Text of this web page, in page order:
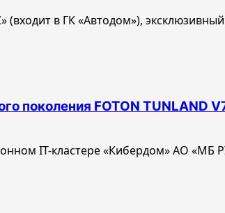
в ГК «Автодом»),
поколения FOTON TUNLAND
IT-кластере «Кибердом» АО «МБ